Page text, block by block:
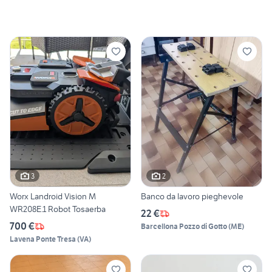
3
Worx Landroid Vision M
WR208E.1 Robot Tosaerba
700 €
Lavena Ponte Tresa (VA)
2
Banco da lavoro pieghevole
22 €
Barcellona Pozzo di Gotto(ME)